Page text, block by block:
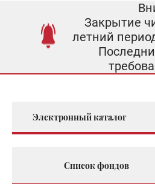
Закрытие
летний
Электронный каталог
Список фондов